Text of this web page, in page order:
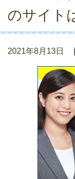
のサイト
2021年8月13日